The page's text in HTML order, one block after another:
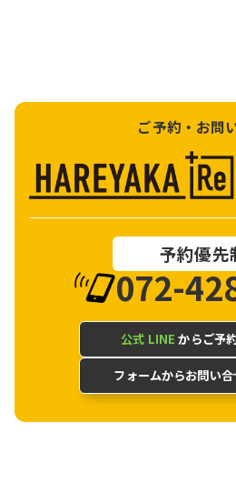
ご予約・お問
予約優先
072-
公式 LINE からご予
フォームからお問い